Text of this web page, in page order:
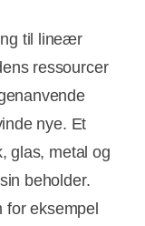
til lineær
ressourcer
nye. Et
glas, metal og
beholder.
for eksempel